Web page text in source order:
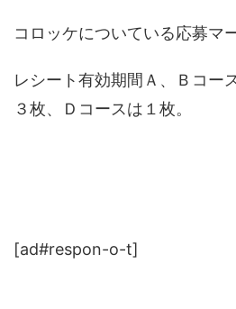
コロッケについている応募
レシート有効期間Ａ、Ｂコ
３枚、Ｄコースは１枚。
[ad#respon-o-t]